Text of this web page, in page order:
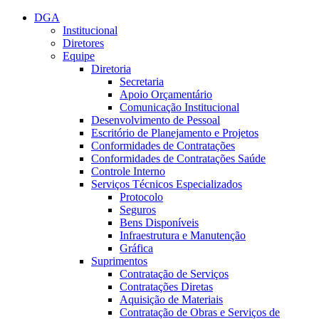
Conteúdo principal
DGA
Institucional
Diretores
Equipe
Diretoria
Secretaria
Apoio Orçamentário
Comunicação Institucional
Desenvolvimento de Pessoal
Escritório de Planejamento e Projetos
Conformidades de Contratações
Conformidades de Contratações Saúde
Controle Interno
Serviços Técnicos Especializados
Protocolo
Seguros
Bens Disponíveis
Infraestrutura e Manutenção
Gráfica
Suprimentos
Contratação de Serviços
Contratações Diretas
Aquisição de Materiais
Contratação de Obras e Serviços de